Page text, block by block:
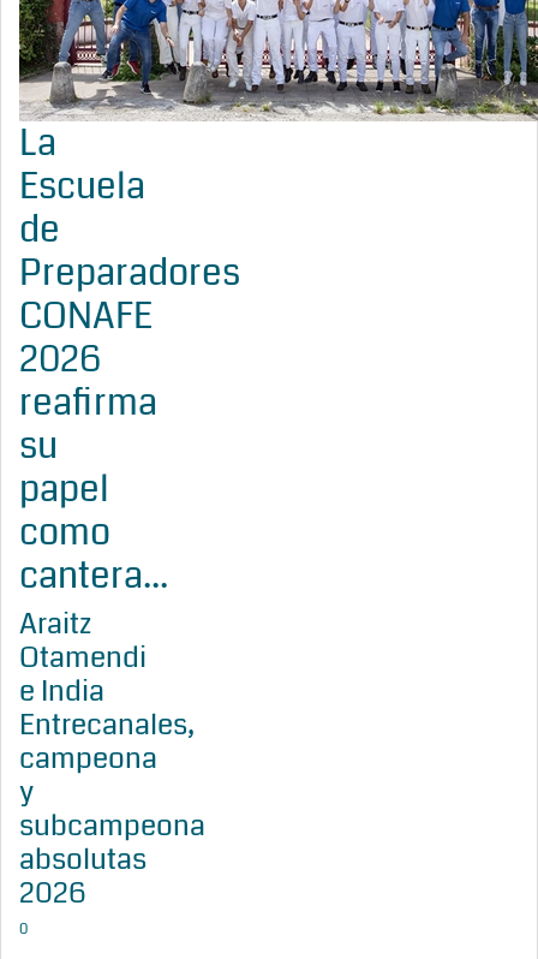
La
Escuela
de
Preparadores
CONAFE
2026
reafirma
su
papel
como
cantera...
Araitz
Otamendi
e India
Entrecanales,
campeona
y
subcampeona
absolutas
2026
0